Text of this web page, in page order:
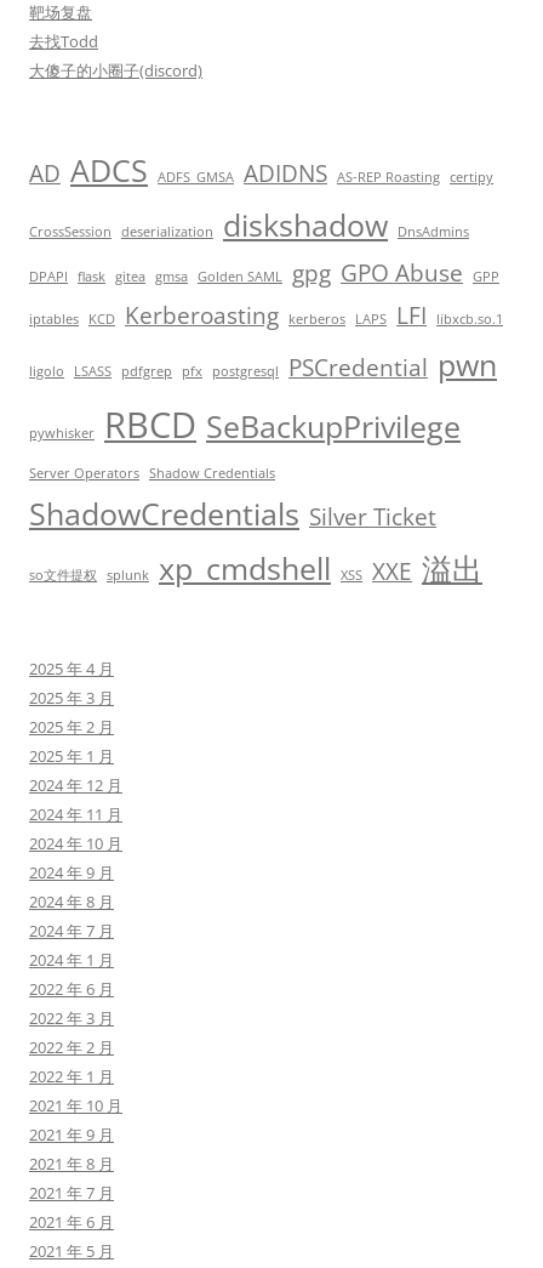
靶场复盘
去找Todd
大傻子的小圈子(discord)
AD ADCS ADFS_GMSA ADIDNS AS-REP Roasting certipy
CrossSession deserialization diskshadow DnsAdmins
DPAPI flask gitea gmsa Golden SAML gpg GPO Abuse GPP
iptables KCD Kerberoasting kerberos LAPS LFI libxcb.so.1
ligolo LSASS pdfgrep pfx postgresql PSCredential pwn
pywhisker RBCD SeBackupPrivilege
Server Operators Shadow Credentials
ShadowCredentials Silver Ticket
so文件提权 splunk xp_cmdshell XSS XXE 溢出
2025 年 4 月
2025 年 3 月
2025 年 2 月
2025 年 1 月
2024 年 12 月
2024 年 11 月
2024 年 10 月
2024 年 9 月
2024 年 8 月
2024 年 7 月
2024 年 1 月
2022 年 6 月
2022 年 3 月
2022 年 2 月
2022 年 1 月
2021 年 10 月
2021 年 9 月
2021 年 8 月
2021 年 7 月
2021 年 6 月
2021 年 5 月